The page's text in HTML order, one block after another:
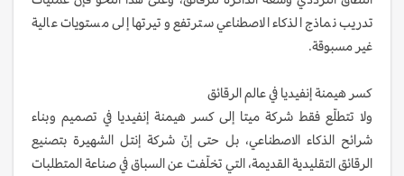
تدريب نماذج الذكاء الاصطناعي سترتفع وتيرتها إلى مستويات عالية
غير مسبوقة.
كسر هيمنة إنفيديا في عالم الرقائق
ولا تتطلّع فقط شركة ميتا إلى كسر هيمنة إنفيديا في تصميم وبناء
شرائح الذكاء الاصطناعي، بل حتى إنّ شركة إنتل الشهيرة بتصنيع
الرقائق التقليدية القديمة، التي تخلّفت عن السباق في صناعة المتطلبات